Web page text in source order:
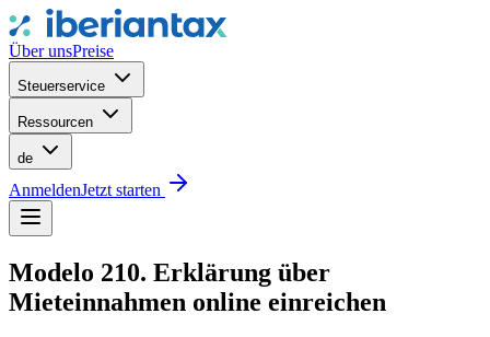
Über unsPreise
Steuerservice
Ressourcen
de
AnmeldenJetzt starten
Modelo 210. Erklärung über
Mieteinnahmen online einreichen